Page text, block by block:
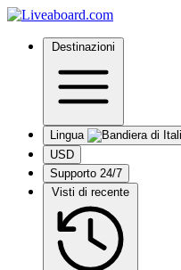
Destinazioni
Lingua
USD
Supporto 24/7
Visti di recente